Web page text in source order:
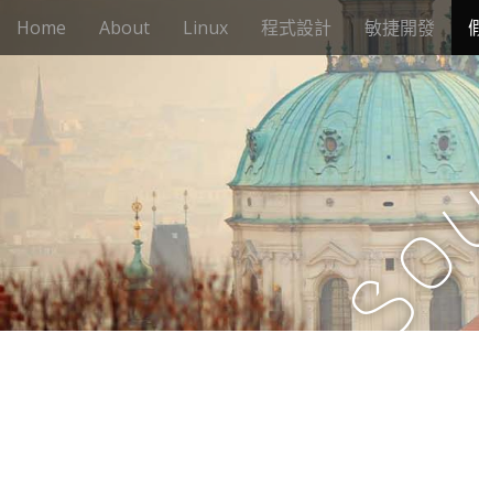
M
e
i
c
n
t
Home About Linux 程式設計 敏捷開發
S
o